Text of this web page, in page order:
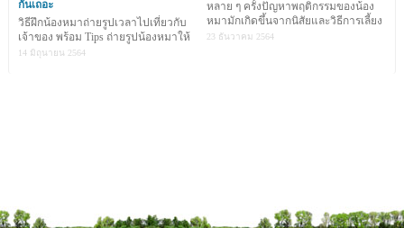
กันเถอะ
วิธีฝึกน้องหมาถ่ายรูปเวลาไปเที่ยวกับ
เจ้าของ พร้อม Tips ถ่ายรูปน้องหมาให้
ออกมาน่ารัก
14 มิถุนายน 2564
หลาย ๆ ครั้งปัญหาพฤติกรรมของน้อง
หมามักเกิดขึ้นจากนิสัยและวิธีการเลี้ยง
ของเจ้าของ การท
23 ธันวาคม 2564